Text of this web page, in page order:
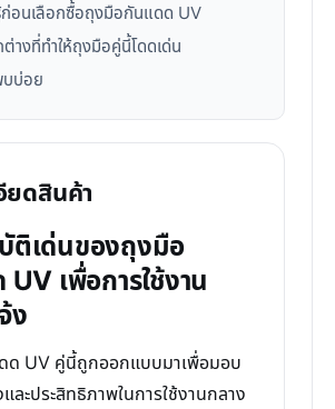
อนเลือกซื้อถุงมือกันแดด UV
างที่ทำให้ถุงมือคู่นี้โดดเด่น
บบ่อย
ยดสินค้า
เด่นของถุงมือ
เพื่อการใช้งาน
ง
ด UV คู่นี้ถูกออกแบบมาเพื่อมอบ
ละประสิทธิภาพในการใช้งานกลาง